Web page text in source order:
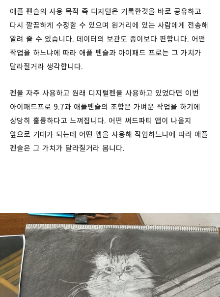
애플 펜슬의 사용 목적 즉 디지털은 기록한것을 바로 공유하고
다시 깔끔하게 수정할 수 있으며 원거리에 있는 사람에게 전송해
알려 줄 수 있습니다. 데이터의 보관도 종이보다 편합니다. 어떤
작업을 하느냐에 따라 애플 펜슬과 아이패드 프로는 그 가치가
달라질거라 생각합니다.
펜을 자주 사용하고 원래 디지털펜을 사용하고 있었다면 이번
아이패드프로 9.7과 애플펜슬의 조합은 가벼운 작업을 하기에
상당히 훌륭하다고 느껴집니다. 어떤 써드파티 앱이 나올지
앞으로 기대가 되는데 어떤 앱을 사용해 작업하느냐에 따라 애플
펜슬은 그 가치가 달라질거라 봅니다.